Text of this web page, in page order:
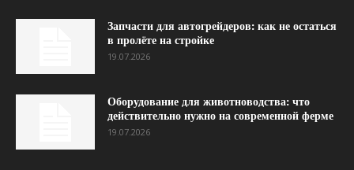
Запчасти для автогрейдеров: как не остаться
в пролёте на стройке
19.07.2026
Оборудование для животноводства: что
действительно нужно на современной ферме
19.07.2026